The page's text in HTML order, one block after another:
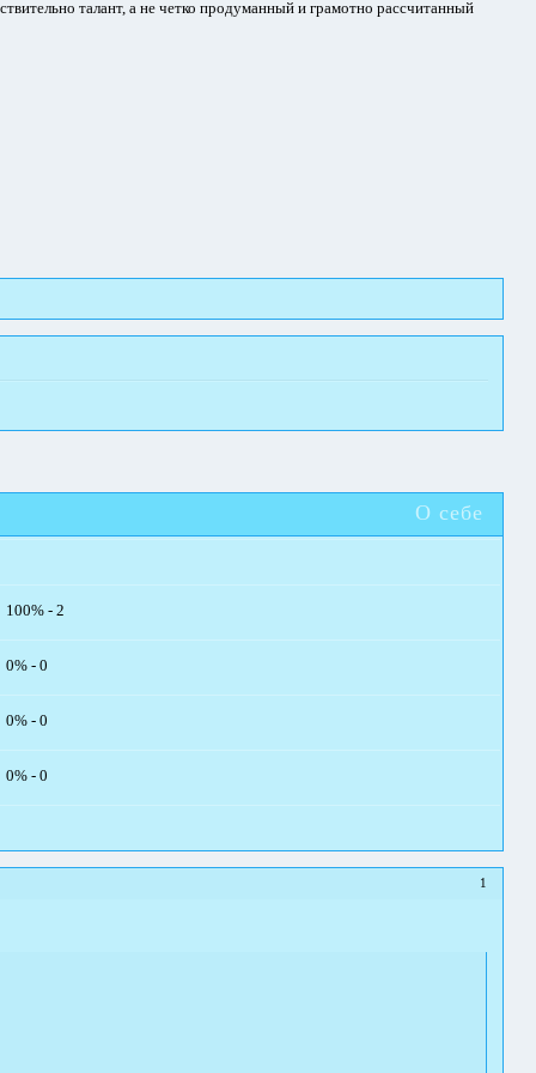
талант, а не четко продуманный и грамотно рассчитанный
О себе
100% - 2
0% - 0
0% - 0
0% - 0
1